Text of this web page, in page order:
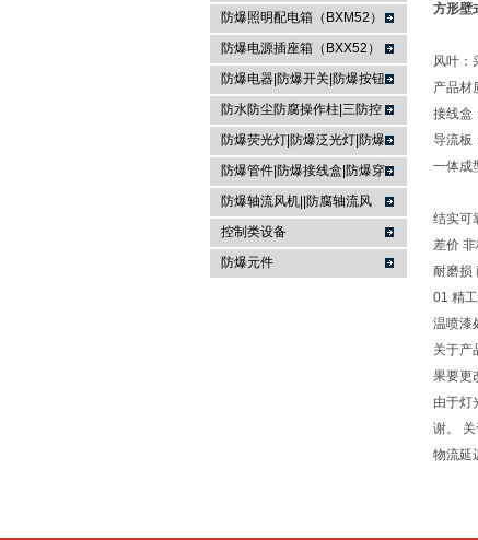
防爆照明配电箱（BXM52）
防爆电源插座箱（BXX52）
防爆电器|防爆开关|防爆按钮
防水防尘防腐操作柱|三防控
制箱|
防爆荧光灯|防爆泛光灯|防爆
投光灯▏防爆应急灯
防爆管件|防爆接线盒|防爆穿
线盒|防爆活接头|防爆挠性管
防爆轴流风机||防腐轴流风
机|防爆排风扇
控制类设备
防爆元件
方形壁
风叶：
产品材
接线盒
导流板
一体成
结实可
差价
耐磨损
01 精
温喷漆
关于产
果要更
由于灯
谢。
物流延